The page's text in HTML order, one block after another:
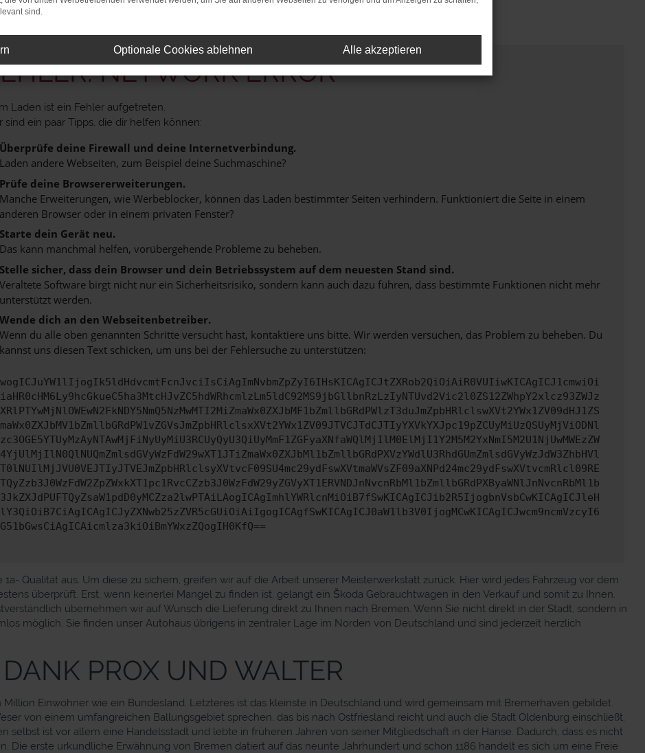
NETWORK ERROR
Laden ist ein Fehler aufgetreten.
sind ein paar Tipps, die dir helfen können:
Überprüfe deine Firewall und deine Internetverbindung.
Laden andere Webseiten, zum Beispiel deine Suchmaschine?
Prüfe deine Browsererweiterungen.
Manche Erweiterungen, wie Werbeblocker, können das Laden bestimmter Seiten verhindern. Funktioniert die Seite in einem
anderen Browser oder in einem privaten Fenster?
Starte dein Gerät neu.
Das kann manchmal helfen, vorübergehende Probleme zu beheben.
Stelle sicher, dass dein Browser und dein Betriebssystem auf dem neuesten Stand sind.
Veraltete Software birgt nicht nur ein Sicherheitsrisiko, sondern kann auch dazu führen, dass bestimmte Funktionen nicht mehr
unterstützt werden.
Wende dich an den Webseitenbetreiber.
Wenn du alle oben genannten Schritte versucht hast, kontaktiere uns bitte. Wir werden versuchen, das Problem zu beheben. Du
kannst uns diesen Text schicken, um uns bei der Fehlersuche zu unterstützen:
Qualität aus. Um diese zu sichern, greifen wir auf die Arbeit unserer Meisterwerkstatt zurück. Hier wird jedes Fahrzeug vor dem
überprüft. Erst, wenn keinerlei Mangel zu finden ist, gelangt ein Škoda Gebrauchtwagen in den Verkauf und somit zu Ihnen.
übernehmen wir auf Wunsch die Lieferung direkt zu Ihnen nach Bremen. Wenn Sie nicht direkt in der Stadt, sondern in
möglich. Sie finden unser Autohaus übrigens in zentraler Lage im Norden von Deutschland und sind jederzeit herzlich
PROX UND WALTER
Einwohner wie ein Bundesland. Letzteres ist das kleinste in Deutschland und wird gemeinsam mit Bremerhaven gebildet.
von einem umfangreichen Ballungsgebiet sprechen, das bis nach Ostfriesland reicht und auch die Stadt Oldenburg einschließt.
selbst ist vor allem eine Handelsstadt und lebte in früheren Jahren von seiner Mitgliedschaft in der Hanse. Dadurch, dass es nicht
Die erste urkundliche Erwähnung von Bremen datiert auf das neunte Jahrhundert und schon 1186 handelt es sich um eine Freie
sind.
Optionale Cookies ablehnen Alle akzeptieren